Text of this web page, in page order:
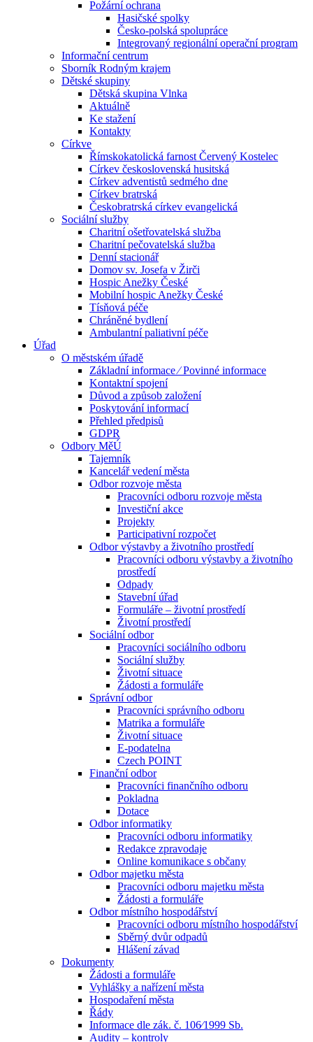
Požární ochrana
Hasičské spolky
Česko-polská spolupráce
Integrovaný regionální operační program
Informační centrum
Sborník Rodným krajem
Dětské skupiny
Dětská skupina Vlnka
Aktuálně
Ke stažení
Kontakty
Církve
Římskokatolická farnost Červený Kostelec
Církev československá husitská
Církev adventistů sedmého dne
Církev bratrská
Českobratrská církev evangelická
Sociální služby
Charitní ošetřovatelská služba
Charitní pečovatelská služba
Denní stacionář
Domov sv. Josefa v Žirči
Hospic Anežky České
Mobilní hospic Anežky České
Tísňová péče
Chráněné bydlení
Ambulantní paliativní péče
Úřad
O městském úřadě
Základní informace ⁄ Povinné informace
Kontaktní spojení
Důvod a způsob založení
Poskytování informací
Přehled předpisů
GDPR
Odbory MěÚ
Tajemník
Kancelář vedení města
Odbor rozvoje města
Pracovníci odboru rozvoje města
Investiční akce
Projekty
Participativní rozpočet
Odbor výstavby a životního prostředí
Pracovníci odboru výstavby a životního
prostředí
Odpady
Stavební úřad
Formuláře – životní prostředí
Životní prostředí
Sociální odbor
Pracovníci sociálního odboru
Sociální služby
Životní situace
Žádosti a formuláře
Správní odbor
Pracovníci správního odboru
Matrika a formuláře
Životní situace
E-podatelna
Czech POINT
Finanční odbor
Pracovníci finančního odboru
Pokladna
Dotace
Odbor informatiky
Pracovníci odboru informatiky
Redakce zpravodaje
Online komunikace s občany
Odbor majetku města
Pracovníci odboru majetku města
Žádosti a formuláře
Odbor místního hospodářství
Pracovníci odboru místního hospodářství
Sběrný dvůr odpadů
Hlášení závad
Dokumenty
Žádosti a formuláře
Vyhlášky a nařízení města
Hospodaření města
Řády
Informace dle zák. č. 106⁄1999 Sb.
Audity – kontroly